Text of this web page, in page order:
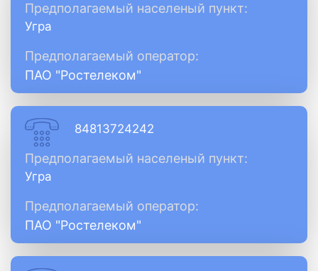
Предполагаемый населеный пункт:
Угра
Предполагаемый оператор:
ПАО "Ростелеком"
84813724242
Предполагаемый населеный пункт:
Угра
Предполагаемый оператор:
ПАО "Ростелеком"